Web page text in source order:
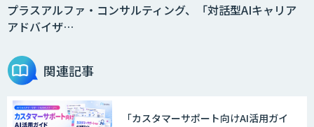
プラスアルファ・コンサルティング、「対話型AIキャリア
アドバイザ…
関連記事
「カスタマーサポート向けAI活用ガイ